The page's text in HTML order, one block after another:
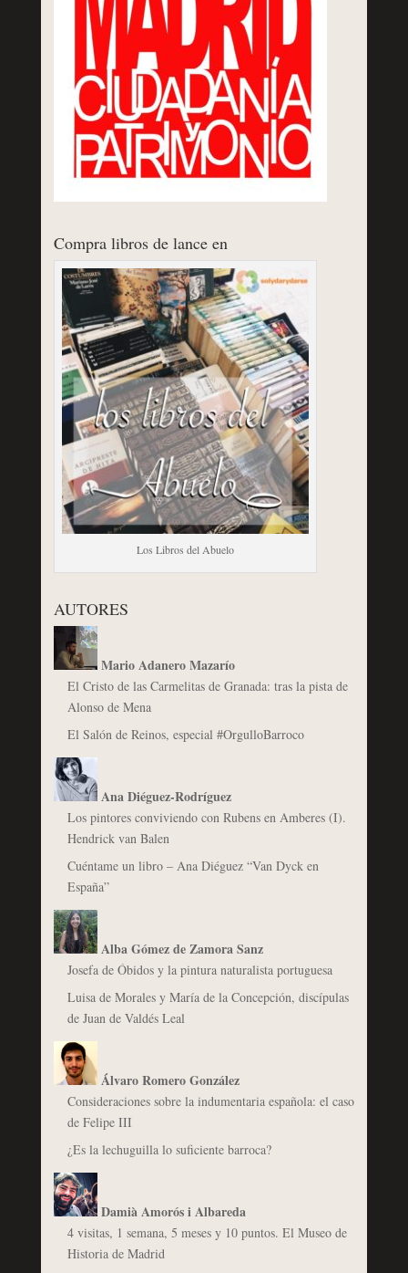
Compra libros de lance en
Los Libros del Abuelo
AUTORES
Mario Adanero Mazarío
El Cristo de las Carmelitas de Granada: tras la pista de
Alonso de Mena
El Salón de Reinos, especial #OrgulloBarroco
Ana Diéguez-Rodríguez
Los pintores conviviendo con Rubens en Amberes (I).
Hendrick van Balen
Cuéntame un libro – Ana Diéguez “Van Dyck en
España”
Alba Gómez de Zamora Sanz
Josefa de Óbidos y la pintura naturalista portuguesa
Luisa de Morales y María de la Concepción, discípulas
de Juan de Valdés Leal
Álvaro Romero González
Consideraciones sobre la indumentaria española: el caso
de Felipe III
¿Es la lechuguilla lo suficiente barroca?
Damià Amorós i Albareda
4 visitas, 1 semana, 5 meses y 10 puntos. El Museo de
Historia de Madrid